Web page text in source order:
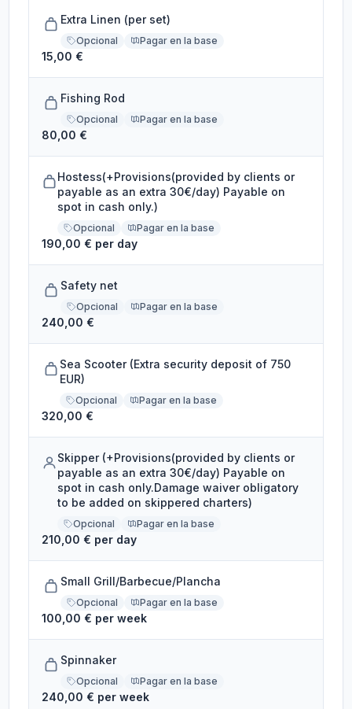
Extra Linen (per set)
Opcional Pagar en la base
15,00 €
Fishing Rod
Opcional Pagar en la base
80,00 €
Hostess(+Provisions(provided by clients or
payable as an extra 30€/day) Payable on
spot in cash only.)
Opcional Pagar en la base
190,00 € per day
Safety net
Opcional Pagar en la base
240,00 €
Sea Scooter (Extra security deposit of 750
EUR)
Opcional Pagar en la base
320,00 €
Skipper (+Provisions(provided by clients or
payable as an extra 30€/day) Payable on
spot in cash only.Damage waiver obligatory
to be added on skippered charters)
Opcional Pagar en la base
210,00 € per day
Small Grill/Barbecue/Plancha
Opcional Pagar en la base
100,00 € per week
Spinnaker
Opcional Pagar en la base
240,00 € per week